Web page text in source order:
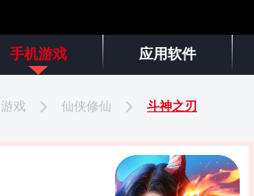
手机游戏 应用软件
游戏 仙侠修仙 斗神之刃